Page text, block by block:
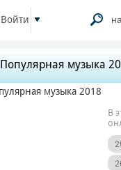
Войти
Популярная музыка
В